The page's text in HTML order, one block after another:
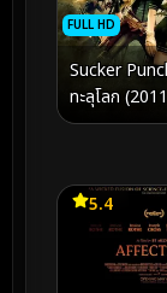
FULL HD
Sucker
ทะลุโลก
5.4